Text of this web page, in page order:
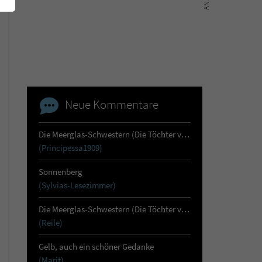
Neue Kommentare
Die Meerglas-Schwestern (Die Töchter von Skara 1)
(Principessa1909)
Sonnenberg
(Sylvias-Lesezimmer)
Die Meerglas-Schwestern (Die Töchter von Skara 1)
(Reile)
Gelb, auch ein schöner Gedanke